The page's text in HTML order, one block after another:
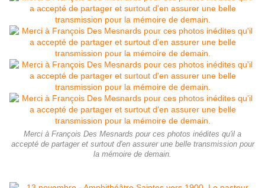
Merci à François Des Mesnards pour ces photos inédites qu'il a
accepté de partager et surtout d'en assurer une belle transmission pour
la mémoire de demain.